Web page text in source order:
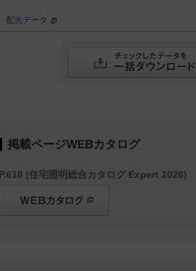
配光データ
掲載ページWEBカタログ
P.618 (住宅照明総合カタログ Expert 2026)